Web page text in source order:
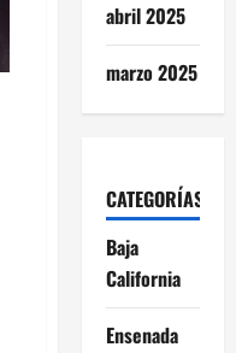
abril 2025
marzo 2025
CATEGORÍAS
Baja
California
Ensenada